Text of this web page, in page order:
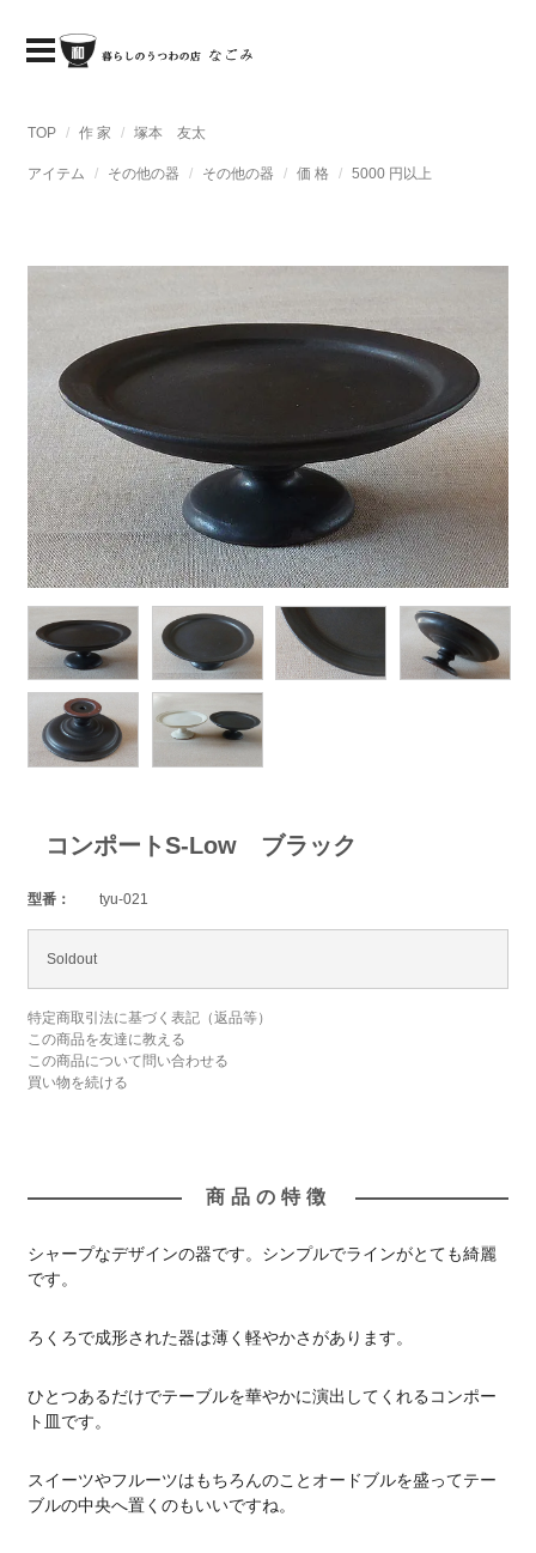
TOP 作 家 塚本 友太
アイテム その他の器 その他の器 価 格 5000 円以上
コンポートS-Low ブラック
型番： tyu-021
Soldout
特定商取引法に基づく表記（返品等）
この商品を友達に教える
この商品について問い合わせる
買い物を続ける
商品の特徴
シャープなデザインの器です。シンプルでラインがとても綺麗
です。
ろくろで成形された器は薄く軽やかさがあります。
ひとつあるだけでテーブルを華やかに演出してくれるコンポー
ト皿です。
スイーツやフルーツはもちろんのことオードブルを盛ってテー
ブルの中央へ置くのもいいですね。